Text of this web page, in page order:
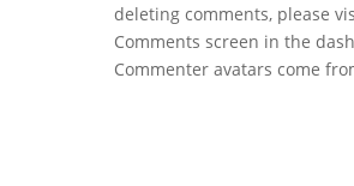
deleting comments, please
Comments screen in the
Commenter avatars come